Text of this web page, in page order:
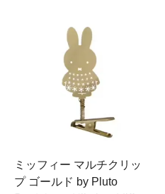
ミッフィー マルチクリッ
プ ゴールド by Pluto